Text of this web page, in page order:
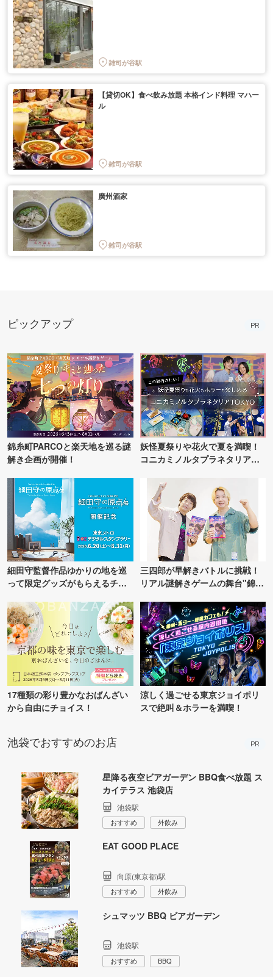
雑司が谷駅
【貸切OK】食べ飲み放題 本格インド料理 マハー
ル
雑司が谷駅
廣州酒家
雑司が谷駅
ピックアップ PR
錦糸町PARCOと楽天地を巡る謎
解き企画が開催！
妖怪夏祭りや花火で夏を満喫！
コニカミノルタプラネタリア
細田守監督作品ゆかりの地を巡
って限定グッズがもらえるチャ
三四郎が早解きバトルに挑戦！
リアル謎解きゲームの舞台"錦糸
17種類の彩り豊かなおばんざい
から自由にチョイス！
涼しく過ごせる東京ジョイポリ
スで絶叫＆ホラーを満喫！
池袋でおすすめのお店 PR
星降る夜空ビアガーデン BBQ食べ放題 ス
カイテラス 池袋店
池袋駅
おすすめ 外飲み
EAT GOOD PLACE
向原(東京都)駅
おすすめ 外飲み
シュマッツ BBQ ビアガーデン
池袋駅
おすすめ BBQ